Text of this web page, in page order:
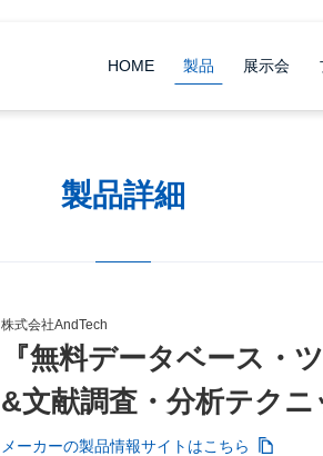
HOME 製品 展示会
製品詳細
株式会社AndTech
『無料データベース・
&文献調査・分析テクニ
メーカーの製品情報サイトはこちら